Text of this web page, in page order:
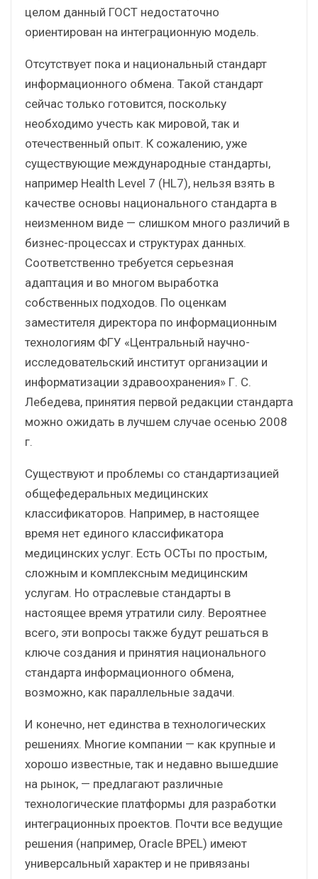
целом данный ГОСТ недостаточно
ориентирован на интеграционную модель.
Отсутствует пока и национальный стандарт
информационного обмена. Такой стандарт
сейчас только готовится, поскольку
необходимо учесть как мировой, так и
отечественный опыт. К сожалению, уже
существующие международные стандарты,
например Health Level 7 (HL7), нельзя взять в
качестве основы национального стандарта в
неизменном виде — слишком много различий в
бизнес-процессах и структурах данных.
Соответственно требуется серьезная
адаптация и во многом выработка
собственных подходов. По оценкам
заместителя директора по информационным
технологиям ФГУ «Центральный научно-
исследовательский институт организации и
информатизации здравоохранения» Г. С.
Лебедева, принятия первой редакции стандарта
можно ожидать в лучшем случае осенью 2008
г.
Существуют и проблемы со стандартизацией
общефедеральных медицинских
классификаторов. Например, в настоящее
время нет единого классификатора
медицинских услуг. Есть ОСТы по простым,
сложным и комплексным медицинским
услугам. Но отраслевые стандарты в
настоящее время утратили силу. Вероятнее
всего, эти вопросы также будут решаться в
ключе создания и принятия национального
стандарта информационного обмена,
возможно, как параллельные задачи.
И конечно, нет единства в технологических
решениях. Многие компании — как крупные и
хорошо известные, так и недавно вышедшие
на рынок, — предлагают различные
технологические платформы для разработки
интеграционных проектов. Почти все ведущие
решения (например, Oracle BPEL) имеют
универсальный характер и не привязаны